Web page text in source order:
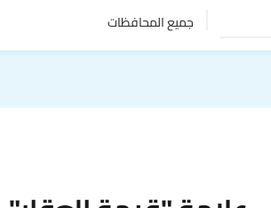
جميع المحافظات